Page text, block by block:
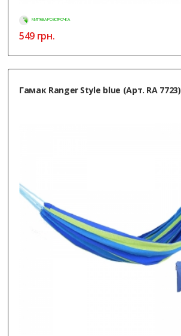
МИТТЄВА РОЗСТРОЧКА
549грн.
Гамак Ranger Style blue (Арт. RA 7723)